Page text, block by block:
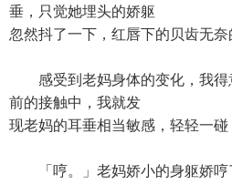
垂，只觉她埋头的娇躯
忽然抖了一下，红唇下的贝齿无奈
感受到老妈身体的变化，我得
前的接触中，我就发
现老妈的耳垂相当敏感，轻轻一碰
「哼。」老妈娇小的身躯娇哼